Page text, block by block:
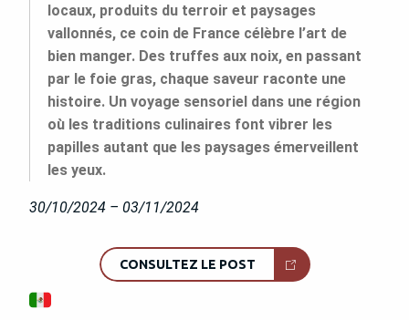
locaux, produits du terroir et paysages
vallonnés, ce coin de France célèbre l’art de
bien manger. Des truffes aux noix, en passant
par le foie gras, chaque saveur raconte une
histoire. Un voyage sensoriel dans une région
où les traditions culinaires font vibrer les
papilles autant que les paysages émerveillent
les yeux.
30/10/2024 – 03/11/2024
CONSULTEZ LE POST